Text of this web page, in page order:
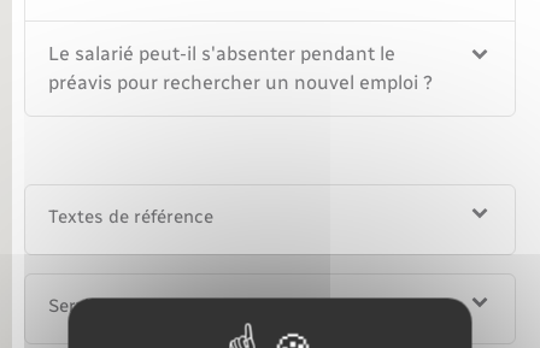
Le salarié peut-il s'absenter pendant le
préavis pour rechercher un nouvel emploi ?
Textes de référence
Services en ligne et formulaires